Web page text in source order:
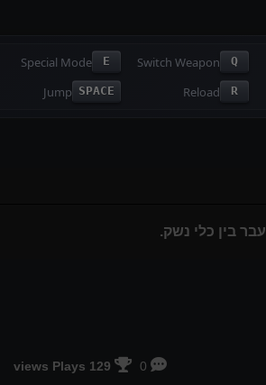
Q
Switch Weapon
E
Special Mode
R
Reload
SPACE
Jump
0
129 views Plays